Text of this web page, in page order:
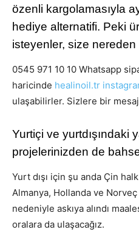
özenli kargolamasıyla
hediye alternatifi. Peki
isteyenler, size
0545 971 10 10 Whatsapp
haricinde healinoil.tr
ulaşabilirler. Sizlere bir mesaj
Yurtiçi ve yurtdışındaki
projelerinizden de
Yurt dışı için şu anda Çin
Almanya, Hollanda ve
nedeniyle askıya alındı
oralara da ulaşacağız.